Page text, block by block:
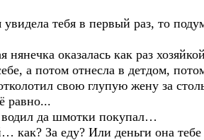
тебя в первый раз, то
оказалась как раз
а потом отнесла в детдом,
свою глупую жену за
равно...
да шмотки покупал…
За еду? Или деньги она тебе